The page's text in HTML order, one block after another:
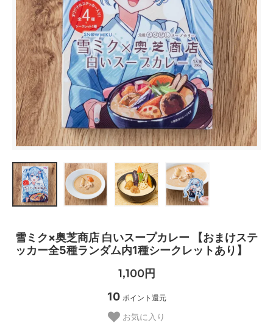
雪ミク×奥芝商店 白いスープカレー 【おまけステ
ッカー全5種ランダム内1種シークレットあり】
1,100円
10 ポイント還元
お気に入り